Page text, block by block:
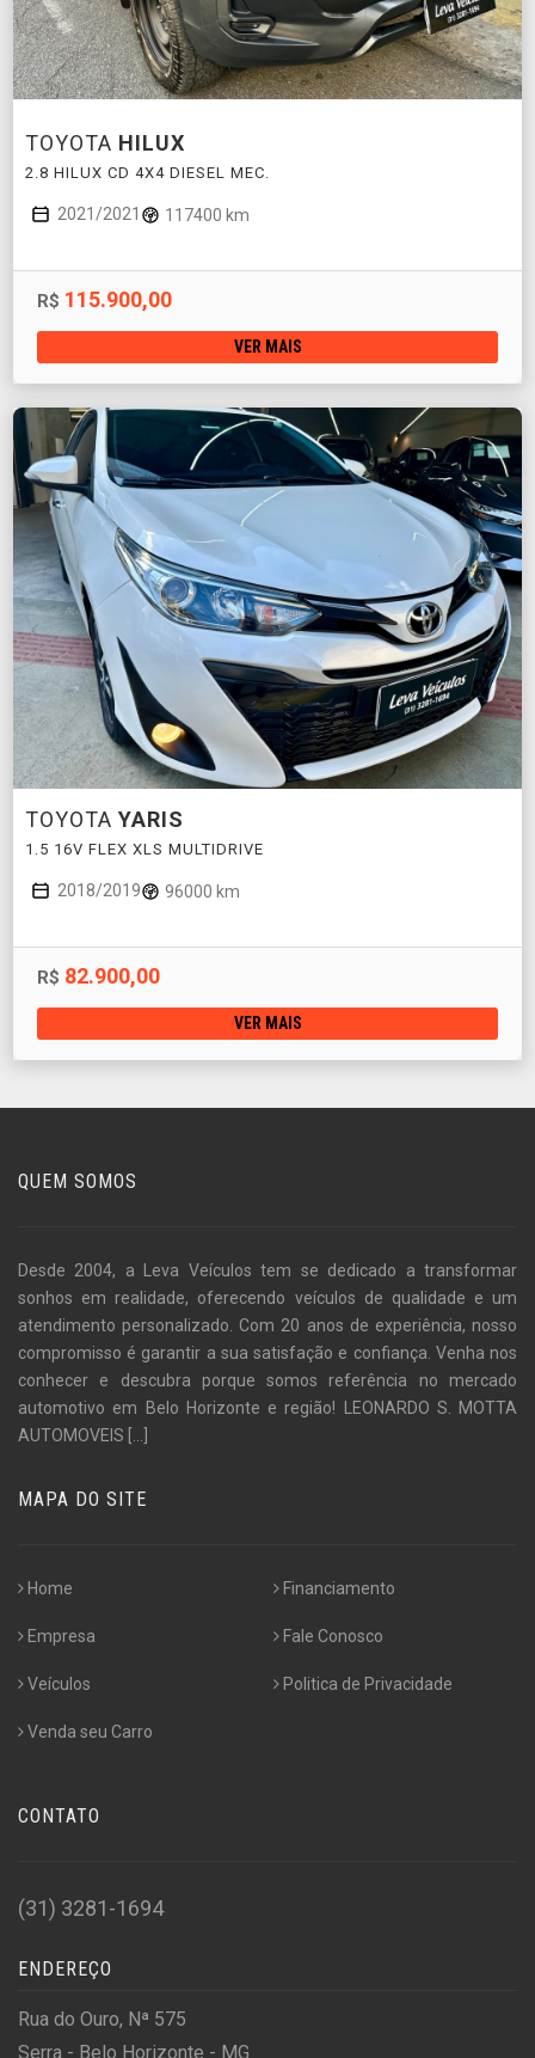
TOYOTA HILUX
2.8 HILUX CD 4X4 DIESEL MEC.
2021/2021 117400 km
R$ 115.900,00
VER MAIS
TOYOTA YARIS
1.5 16V FLEX XLS MULTIDRIVE
2018/2019 96000 km
R$ 82.900,00
VER MAIS
QUEM SOMOS
Desde 2004, a Leva Veículos tem se dedicado a transformar
sonhos em realidade, oferecendo veículos de qualidade e um
atendimento personalizado. Com 20 anos de experiência, nosso
compromisso é garantir a sua satisfação e confiança. Venha nos
conhecer e descubra porque somos referência no mercado
automotivo em Belo Horizonte e região! LEONARDO S. MOTTA
AUTOMOVEIS [...]
MAPA DO SITE
Home
Empresa
Veículos
Venda seu Carro
Financiamento
Fale Conosco
Politica de Privacidade
CONTATO
(31) 3281-1694
ENDEREÇO
Rua do Ouro, Nª 575
Serra - Belo Horizonte - MG